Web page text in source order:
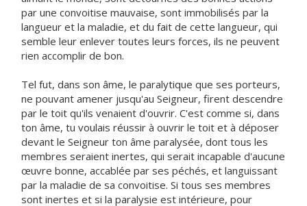
par une convoitise mauvaise, sont immobilisés par la
langueur et la maladie, et du fait de cette langueur, qui
semble leur enlever toutes leurs forces, ils ne peuvent
rien accomplir de bon.
Tel fut, dans son âme, le paralytique que ses porteurs,
ne pouvant amener jusqu'au Seigneur, firent descendre
par le toit qu'ils venaient d'ouvrir. C'est comme si, dans
ton âme, tu voulais réussir à ouvrir le toit et à déposer
devant le Seigneur ton âme paralysée, dont tous les
membres seraient inertes, qui serait incapable d'aucune
œuvre bonne, accablée par ses péchés, et languissant
par la maladie de sa convoitise. Si tous ses membres
sont inertes et si la paralysie est intérieure, pour